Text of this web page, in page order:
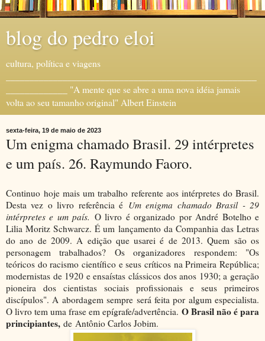
blog do pedro eloi
cultura, política e viagens
_____________ "A mente que se abre a uma nova idéia jamais
volta ao seu tamanho original" Albert Einstein
sexta-feira, 19 de maio de 2023
Um enigma chamado Brasil. 29 intérpretes
e um país. 26. Raymundo Faoro.
Continuo hoje mais um trabalho referente aos intérpretes do Brasil.
Desta vez o livro referência é Um enigma chamado Brasil - 29
intérpretes e um país. O livro é organizado por André Botelho e
Lilia Moritz Schwarcz. É um lançamento da Companhia das Letras
do ano de 2009. A edição que usarei é de 2013. Quem são os
personagem trabalhados? Os organizadores respondem: "Os
teóricos do racismo científico e seus críticos na Primeira República;
modernistas de 1920 e ensaístas clássicos dos anos 1930; a geração
pioneira dos cientistas sociais profissionais e seus primeiros
discípulos". A abordagem sempre será feita por algum especialista.
O livro tem uma frase em epígrafe/advertência. O Brasil não é para
principiantes, de Antônio Carlos Jobim.